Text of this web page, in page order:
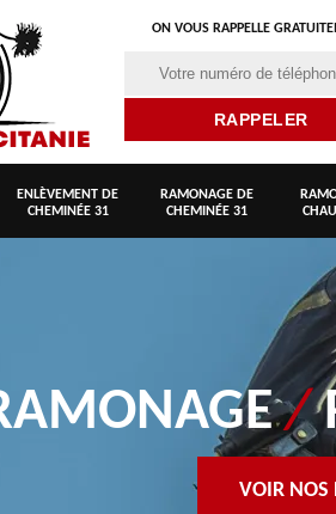
ON VOUS RAPPELLE
ENLÈVEMENT DE
CHEMINÉE 31
RAMONAGE DE
CHEMINÉE 31
/
VOIR NOS